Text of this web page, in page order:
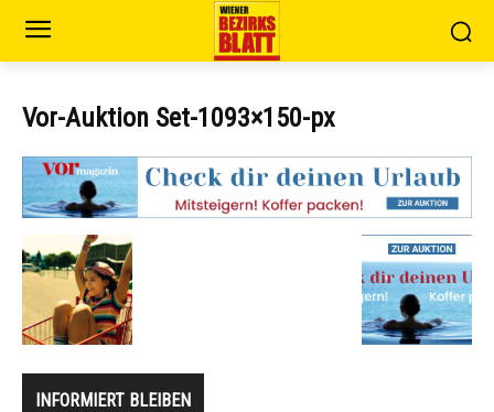
Vor-Auktion Set-1093×150-px
INFORMIERT BLEIBEN